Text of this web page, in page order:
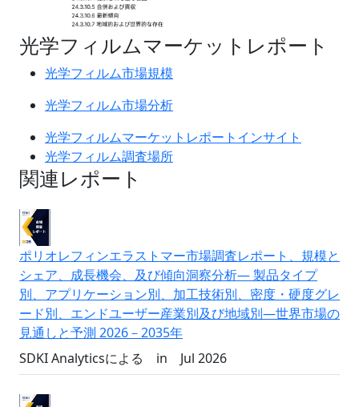
光学フィルムマーケットレポート
光学フィルム市場規模
光学フィルム市場分析
光学フィルムマーケットレポートインサイト
光学フィルム調査場所
関連レポート
ポリオレフィンエラストマー市場調査レポート、規模と
シェア、成長機会、及び傾向洞察分析― 製品タイプ
別、アプリケーション別、加工技術別、密度・硬度グレ
ード別、エンドユーザー産業別及び地域別―世界市場の
見通しと予測 2026－2035年
SDKI Analyticsによる
in Jul 2026